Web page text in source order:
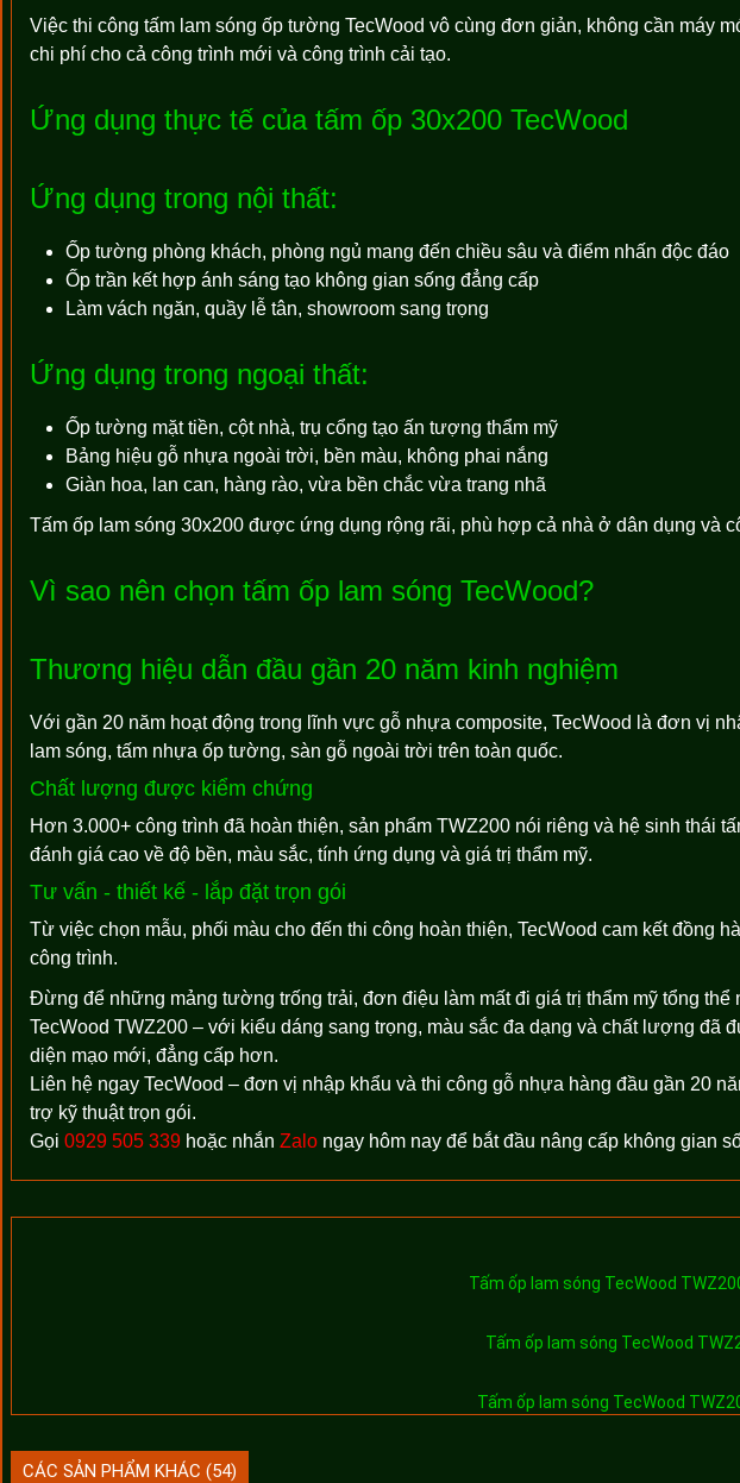
Việc thi công tấm lam sóng ốp tường TecWood vô cùng đơn giản, không cần máy
chi phí cho cả công trình mới và công trình cải tạo.
Ứng dụng thực tế của tấm ốp 30x200 TecWood
Ứng dụng trong nội thất:
Ốp tường phòng khách, phòng ngủ mang đến chiều sâu và điểm nhấn độc đáo
Ốp trần kết hợp ánh sáng tạo không gian sống đẳng cấp
Làm vách ngăn, quầy lễ tân, showroom sang trọng
Ứng dụng trong ngoại thất:
Ốp tường mặt tiền, cột nhà, trụ cổng tạo ấn tượng thẩm mỹ
Bảng hiệu gỗ nhựa ngoài trời, bền màu, không phai nắng
Giàn hoa, lan can, hàng rào, vừa bền chắc vừa trang nhã
Tấm ốp lam sóng 30x200 được ứng dụng rộng rãi, phù hợp cả nhà ở dân dụng và
Vì sao nên chọn tấm ốp lam sóng TecWood?
Thương hiệu dẫn đầu gần 20 năm kinh nghiệm
Với gần 20 năm hoạt động trong lĩnh vực gỗ nhựa composite, TecWood là đơn vị
lam sóng, tấm nhựa ốp tường, sàn gỗ ngoài trời trên toàn quốc.
Chất lượng được kiểm chứng
Hơn 3.000+ công trình đã hoàn thiện, sản phẩm TWZ200 nói riêng và hệ sinh thái
đánh giá cao về độ bền, màu sắc, tính ứng dụng và giá trị thẩm mỹ.
Tư vấn - thiết kế - lắp đặt trọn gói
Từ việc chọn mẫu, phối màu cho đến thi công hoàn thiện, TecWood cam kết đồng
công trình.
Đừng để những mảng tường trống trải, đơn điệu làm mất đi giá trị thẩm mỹ tổng thể
TecWood TWZ200 – với kiểu dáng sang trọng, màu sắc đa dạng và chất lượng đã
diện mạo mới, đẳng cấp hơn.
Liên hệ ngay TecWood – đơn vị nhập khẩu và thi công gỗ nhựa hàng đầu gần 20
trợ kỹ thuật trọn gói.
Gọi 0929 505 339 hoặc nhắn Zalo ngay hôm nay để bắt đầu nâng cấp không gian
Tấm ốp lam sóng TecWood
Tấm ốp lam sóng TecWood
Tấm ốp lam sóng TecWood
CÁC SẢN PHẨM KHÁC (54)